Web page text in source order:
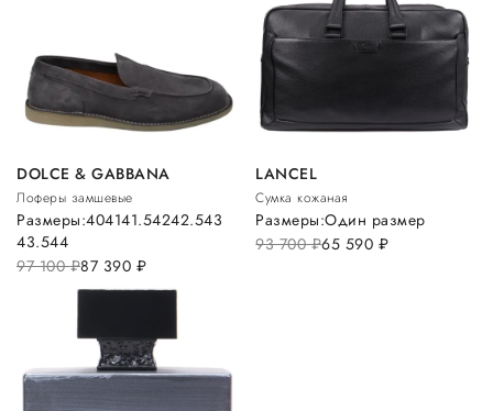
DOLCE & GABBANA
Лоферы замшевые
97 100руб.87 390 руб.
Размеры:404141.54242.543
43.544
LANCEL
Сумка кожаная
93 700руб.65 590 руб.
Размеры:Один размер